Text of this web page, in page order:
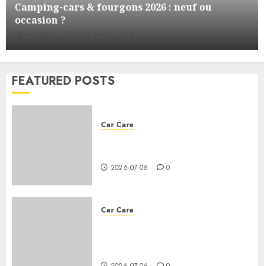
Camping-cars & fourgons 2026 : neuf ou
occasion ?
FEATURED POSTS
Car Care
2026-07-06 0
Car Care